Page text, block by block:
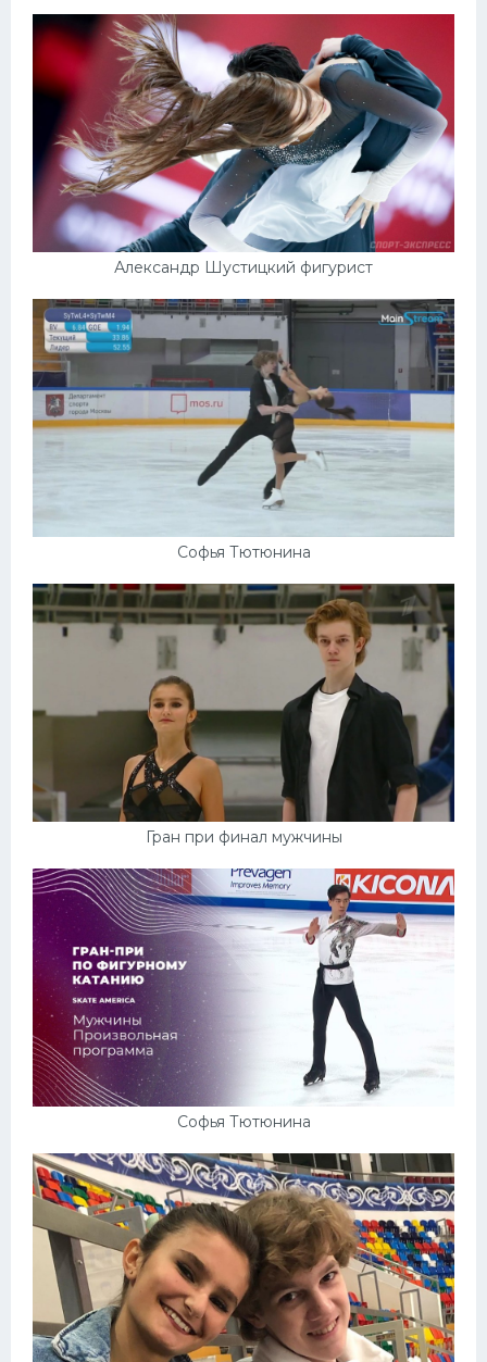
Александр Шустицкий фигурист
Софья Тютюнина
Гран при финал мужчины
Софья Тютюнина